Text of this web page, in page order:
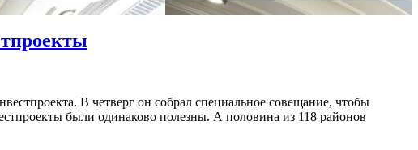
В четверг он собрал специальное совещание, чтобы
были одинаково полезны. А половина из 118 районов